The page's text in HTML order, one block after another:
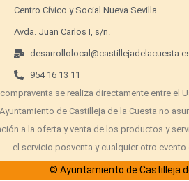
Centro Cívico y Social Nueva Sevilla
Avda. Juan Carlos I, s/n.
954 16 13 11
se realiza directamente entre el
Ayuntamiento de Castilleja de la Cuesta no
a la oferta y venta de los productos y
el servicio posventa y cualquier otro
© Ayuntamiento de Castilleja